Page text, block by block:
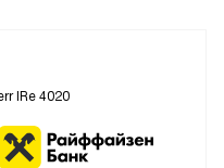
IRe 4020